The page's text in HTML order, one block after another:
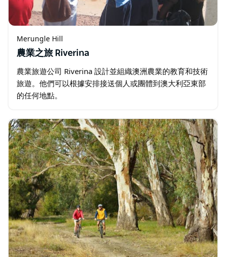
Merungle Hill
農業之旅 Riverina
農業旅遊公司 Riverina 設計並組織澳洲農業的教育和技術
旅遊。他們可以根據安排接送個人或團體到澳大利亞東部
的任何地點。